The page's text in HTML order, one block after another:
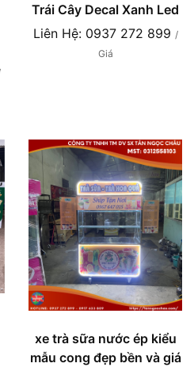
Trái Cây Decal Xanh Led
Liên Hệ: 0937 272 899 /
Giá
xe trà sữa nước ép kiểu
mẫu cong đẹp bền và giá